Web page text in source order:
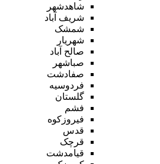
شاهدشهر
شریف آباد
شمشک
شهریار
صالح آباد
صباشهر
صفادشت
فردوسیه
گلستان
فشم
فیروزکوه
قدس
قرچک
قیامدشت